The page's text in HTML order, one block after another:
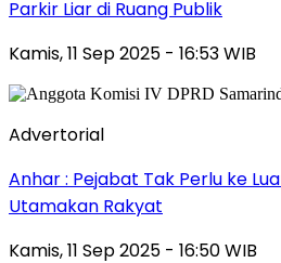
Parkir Liar di Ruang Publik
Kamis, 11 Sep 2025 - 16:53 WIB
Advertorial
Anhar : Pejabat Tak Perlu ke
Utamakan Rakyat
Kamis, 11 Sep 2025 - 16:50 WIB